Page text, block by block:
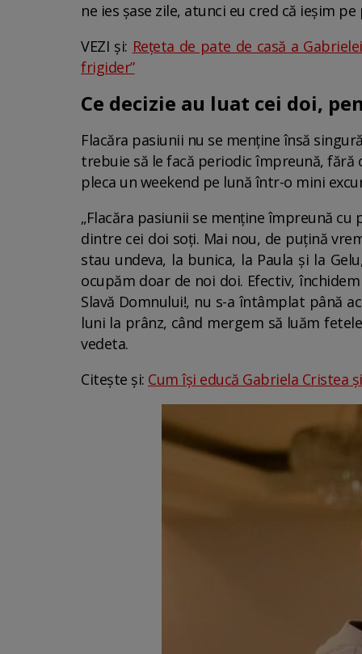
ne ies șase zile, atunci eu cred că ieșim
VEZI și: Rețeta de pate de casă a
frigider”
Ce decizie au luat cei doi,
Flacăra pasiunii nu se menține însă
trebuie să le facă periodic împreună, fără
pleca un weekend pe lună într-o mini
„Flacăra pasiunii se menține împreună
dintre cei doi soți. Mai nou, de puțină
stau undeva, la bunica, la Paula și la
ocupăm doar de noi doi. Efectiv,
Slavă Domnului!, nu s-a întâmplat până
luni la prânz, când mergem să luăm
vedeta.
Citește și: Cum își educă Gabriela Cristea